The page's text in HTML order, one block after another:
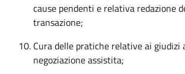
cause pendenti e relativa redazione
transazione;
Cura delle pratiche relative ai giudizi
negoziazione assistita;